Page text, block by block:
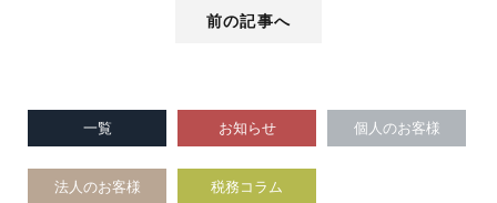
前の記事へ
一覧 お知らせ 個人のお客様
法人のお客様 税務コラム